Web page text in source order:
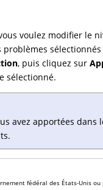
voulez modifier le
, puis cliquez sur
sélectionné.
avez apportées
fédéral des États-Unis